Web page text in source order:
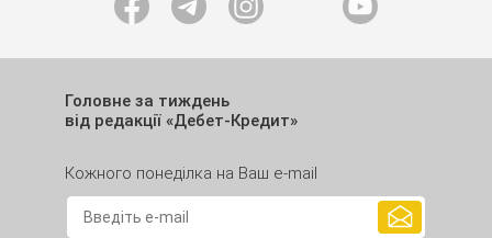
Головне за тиждень
від редакції «Дебет-Кредит»
Кожного понеділка на Ваш e-mail